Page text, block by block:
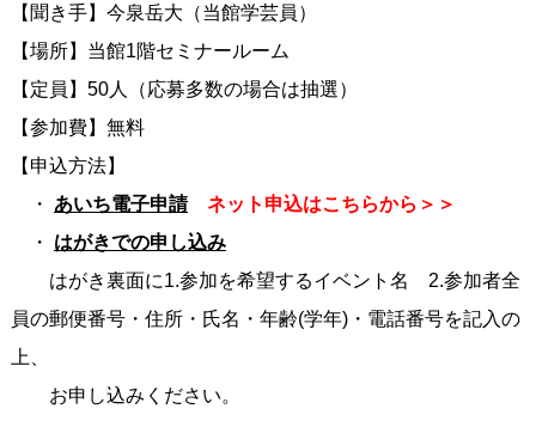
【聞き手】今泉岳大（当館学芸員）
【場所】当館1階セミナールーム
【定員】50人（応募多数の場合は抽選）
【参加費】無料
【申込方法】
・ あいち電子申請ネット申込はこちらから＞＞
・ はがきでの申し込み
はがき裏面に1.参加を希望するイベント名 2.参加者全
員の郵便番号・住所・氏名・年齢(学年)・電話番号を記入の
上、
お申し込みください。